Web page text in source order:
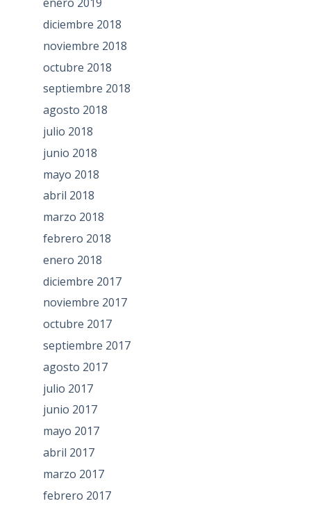
diciembre 2018
noviembre 2018
octubre 2018
septiembre 2018
agosto 2018
julio 2018
junio 2018
mayo 2018
abril 2018
marzo 2018
febrero 2018
enero 2018
diciembre 2017
noviembre 2017
octubre 2017
septiembre 2017
agosto 2017
julio 2017
junio 2017
mayo 2017
abril 2017
marzo 2017
febrero 2017